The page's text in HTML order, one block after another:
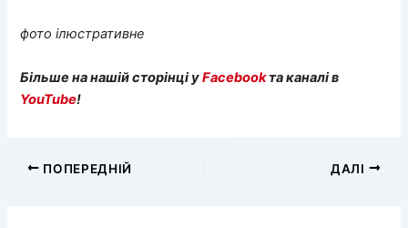
фото ілюстративне
Більше на нашій сторінці уFacebookта каналі в
YouTube!
ПОПЕРЕДНІЙ ДАЛІ